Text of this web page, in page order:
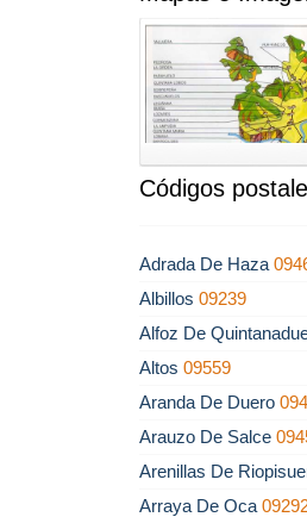
Códigos
Adrada De Haza
Albillos 09239
Alfoz De
Altos 09559
Aranda De Duero
Arauzo De Salce
Arenillas De
Arraya De Oca